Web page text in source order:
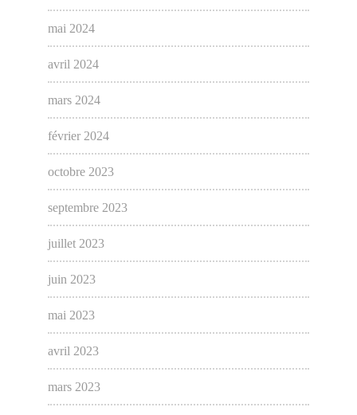
mai 2024
avril 2024
mars 2024
février 2024
octobre 2023
septembre 2023
juillet 2023
juin 2023
mai 2023
avril 2023
mars 2023